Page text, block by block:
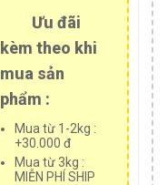
Ưu đãi
kèm theo khi
mua sản
phẩm :
Mua từ 1-2kg :
+30.000 đ
Mua từ 3kg :
MIỄN PHÍ SHIP